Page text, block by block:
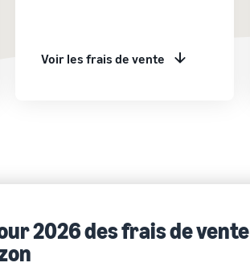
Voir les frais de vente
2026 des frais de